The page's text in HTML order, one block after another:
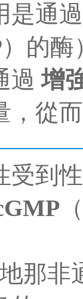
是通
的
過增
，從
受到
地那